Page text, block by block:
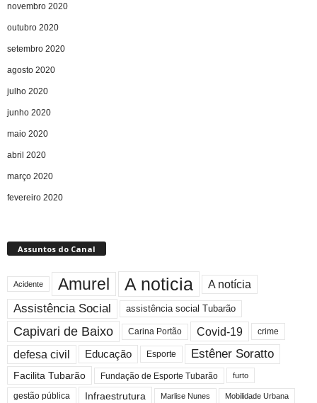
novembro 2020
outubro 2020
setembro 2020
agosto 2020
julho 2020
junho 2020
maio 2020
abril 2020
março 2020
fevereiro 2020
Assuntos do Canal
Acidente Amurel A noticia A notícia
Assistência Social assistência social Tubarão
Capivari de Baixo Carina Portão Covid-19 crime
defesa civil Educação Esporte Estêner Soratto
Facilita Tubarão Fundação de Esporte Tubarão furto
gestão pública Infraestrutura Marlise Nunes Mobilidade Urbana